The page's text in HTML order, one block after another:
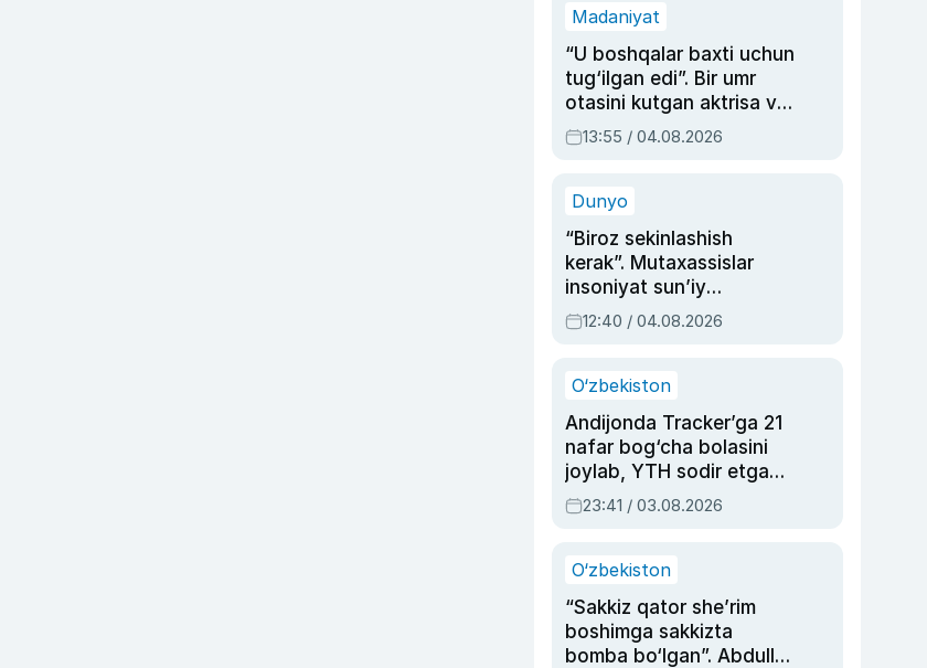
Madaniyat
“U boshqalar baxti uchun
tug‘ilgan edi”. Bir umr
otasini kutgan aktrisa va
dublyaj ustasi Rimma
Ahmedovaning
13:55 / 04.08.2026
Dunyo
“Biroz sekinlashish
kerak”. Mutaxassislar
insoniyat sun’iy
intellektni boshqara
olmay qolishidan xavotir
12:40 / 04.08.2026
O‘zbekiston
Andijonda Tracker’ga 21
nafar bog‘cha bolasini
joylab, YTH sodir etgan
ayolga sud hukmi o‘qildi
23:41 / 03.08.2026
O‘zbekiston
“Sakkiz qator she’rim
boshimga sakkizta
bomba bo‘lgan”. Abdulla